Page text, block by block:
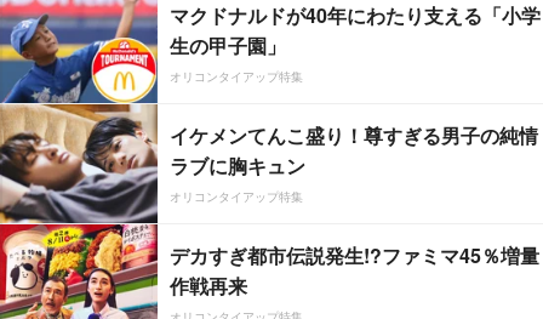
マクドナルドが40年にわたり支える「小学
生の甲子園」
オリコンタイアップ特集
イケメンてんこ盛り！尊すぎる男子の純情
ラブに胸キュン
オリコンタイアップ特集
デカすぎ都市伝説発生!?ファミマ45％増量
作戦再来